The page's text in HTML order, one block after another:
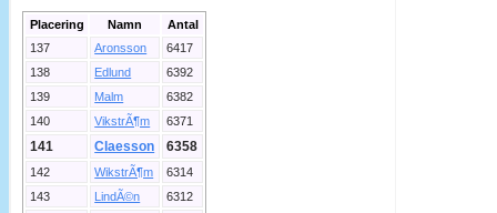
Placering Namn
Antal
137
Aronsson
6417
138
Edlund
6392
139
Malm
6382
140
VikstrÃ¶m 6371
141 Claesson 6358
142 WikstrÃ¶m
6314
143
LindÃ©n
6312